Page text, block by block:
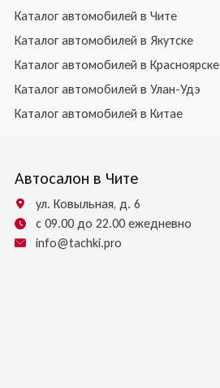
Каталог автомобилей в Чите
Каталог автомобилей в Якутске
Каталог автомобилей в Красноярске
Каталог автомобилей в Улан-Удэ
Каталог автомобилей в Китае
Автосалон в Чите
ул. Ковыльная, д. 6
с 09.00 до 22.00 ежедневно
info@tachki.pro